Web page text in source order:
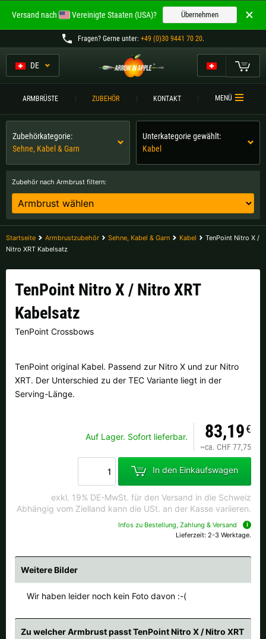
DE
ARMBRÜSTE ZUBEHÖR KONTAKT MENÜ
Zubehör nach Armbrust filtern:
Zubehörkategorie:
Sehne, Kabel & Garn
Unterkategorie gewählt:
Kabel
Startseite Armbrustzubehör Sehne, Kabel & Garn Kabel
TenPoint Nitro X /
Nitro XRT Kabelsatz
TenPoint Nitro X / Nitro XRT
Kabelsatz
TenPoint Crossbows
TenPoint original Kabel. Passend zur Nitro X und zur Nitro
XRT. Der Unterschied zu der TEC Variante liegt in der
Serving-Länge.
Auf Lager. Sofort lieferbar. 83,19€
~ca. CHF 77,75
In den Einkaufswagen
exkl. 19% DE-MwSt. für den Versand in die Schweiz
Abhängig vom Zielland kann die USt. an der Kasse variieren.
Infos zu Bestellung, Zahlung & Versand
Lieferzeit: 2-3 Werktage.
Weitere Bilder
Wir haben leider noch kein Foto davon :-(
Zu welcher Armbrust passt TenPoint Nitro X / Nitro XRT
Willkommen bei
ARROW IN APPLE
Die besten Armbrüste.
Bitte wählen Sie Ihre Sprache aus:
Englisch Deutsch (DE)
Deutsch (AT) Deutsch (CH)
Bitte wählen Sie Ihre Versandregion:
Belgien |€ Bulgarien |лв
Deutschland |
Lettland |€
Portugal |€ Schweden |kr
Spanien |
Ungarn |Ft
weitere Länder, siehe unten
Alle verfügbaren Versandregionen:
Sollte Ihr Land nicht verfübar sein, keine Sorge - wählen Sie einfach
Versand nach Vereinigte Staaten (USA)? Übernehmen
Fragen? Gerne unter: +49 (0)30 9441 70 20.
Die besten Armbrüste.
Mein Warenkorb
ARMBRÜSTE
ARMBRUSTVERGLEICH
SERVICE
KONTAKT